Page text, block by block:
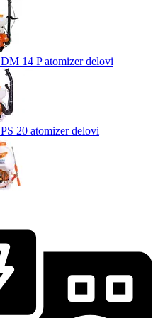
14 P atomizer delovi
20 atomizer delovi